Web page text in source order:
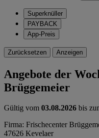
Superknüller
PAYBACK
App-Preis
Zurücksetzen Anzeigen
Angebote der
Brüggemeier
Gültig vom 03.08.2026 bis
Firma: Frischecenter
47626 Kevelaer